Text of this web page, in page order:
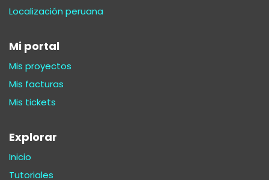
Localización peruana
Mi portal
Mis proyectos
Mis facturas
Mis tickets
Explorar
Inicio
Tutoriales